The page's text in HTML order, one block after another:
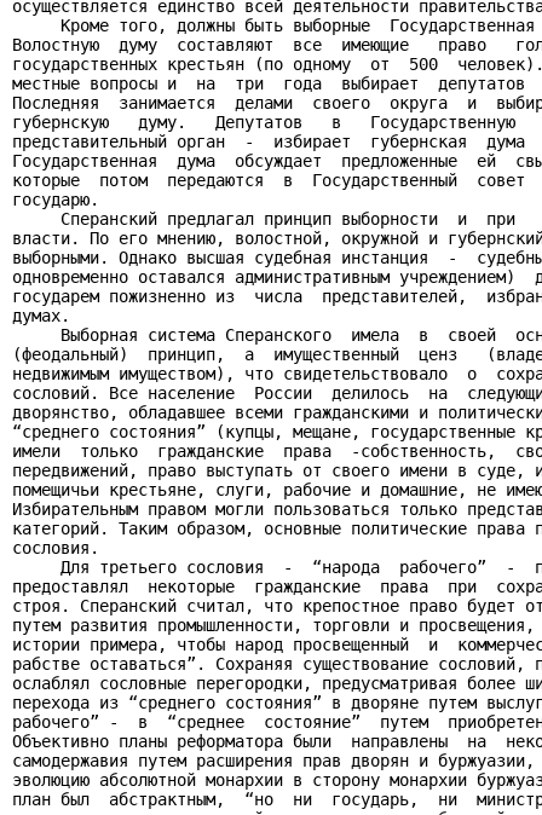
осуществляется единство всей деятельности
Кроме того, должны быть выборные  Государственная
Волостную  думу  составляют  все  имеющие   право
государственных крестьян (по одному  от  500
местные вопросы и  на  три  года  выбирает
Последняя  занимается  делами  своего  округа  и
губернскую   думу.   Депутатов   в
представительный орган  -  избирает  губернская
Государственная  дума  обсуждает  предложенные  ей
которые  потом  передаются  в  Государственный  совет
государю.
Сперанский предлагал принцип выборности  и  при
власти. По его мнению, волостной, окружной и
выборными. Однако высшая судебная инстанция  -
одновременно оставался административным учреждением)
государем пожизненно из  числа  представителей,
думах.
Выборная система Сперанского  имела  в  своей
(феодальный)  принцип,  а  имущественный  ценз
недвижимым имуществом), что свидетельствовало  о
сословий. Все население  России  делилось  на
дворянство, обладавшее всеми гражданскими и
“среднего состояния” (купцы, мещане, государственные
имели  только  гражданские  права  -собственность,
передвижений, право выступать от своего имени в суде,
помещичьи крестьяне, слуги, рабочие и домашние, не
Избирательным правом могли пользоваться только
категорий. Таким образом, основные политические права
сословия.
Для третьего сословия  -  “народа  рабочего”  -
предоставлял  некоторые  гражданские  права  при
строя. Сперанский считал, что крепостное право будет
путем развития промышленности, торговли и
истории примера, чтобы народ просвещенный  и
рабстве оставаться”. Сохраняя существование сословий,
ослаблял сословные перегородки, предусматривая более
перехода из “среднего состояния” в дворяне путем
рабочего” -  в  “среднее  состояние”  путем
Объективно планы реформатора были  направлены  на
самодержавия путем расширения прав дворян и
эволюцию абсолютной монархии в сторону монархии
план был  абстрактным,  “но  ни  государь,  ни